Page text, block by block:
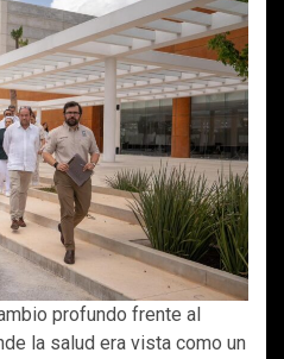
profundo frente al
la salud era vista como un